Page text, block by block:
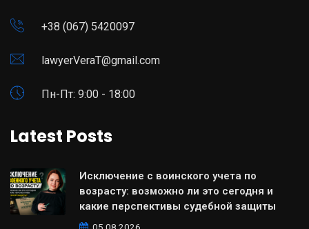
+38 (067) 5420097
lawyerVeraT@gmail.com
Пн-Пт: 9:00 - 18:00
Latest Posts
Исключение с воинского учета по
возрасту: возможно ли это сегодня и
какие перспективы судебной защиты